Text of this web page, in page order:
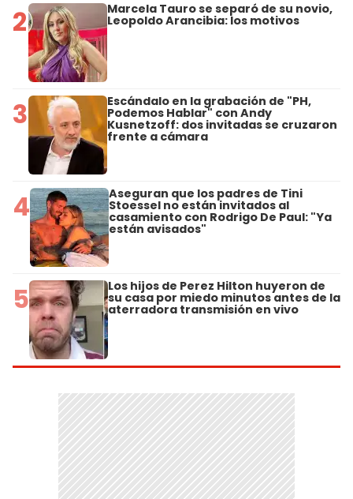
2 Marcela Tauro se separó de su novio,
Leopoldo Arancibia: los motivos
3 Escándalo en la grabación de "PH,
Podemos Hablar" con Andy
Kusnetzoff: dos invitadas se cruzaron
frente a cámara
4 Aseguran que los padres de Tini
Stoessel no están invitados al
casamiento con Rodrigo De Paul: "Ya
están avisados"
5 Los hijos de Perez Hilton huyeron de
su casa por miedo minutos antes de la
aterradora transmisión en vivo